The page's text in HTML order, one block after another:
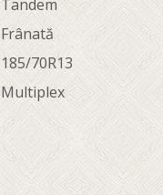
Tandem
Frânată
185/70R13
Multiplex